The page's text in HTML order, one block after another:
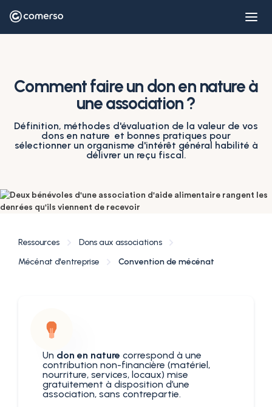
Comment faire un don en nature à
une association ?
Définition, méthodes d'évaluation de la valeur de vos
dons en nature et bonnes pratiques pour
sélectionner un organisme d'intérêt général habilité à
délivrer un reçu fiscal.
Ressources
Dons aux associations
Mécénat d'entreprise
Convention de mécénat
Un don en nature correspond à une
contribution non-financière (matériel,
nourriture, services, locaux) mise
gratuitement à disposition d’une
association, sans contrepartie.